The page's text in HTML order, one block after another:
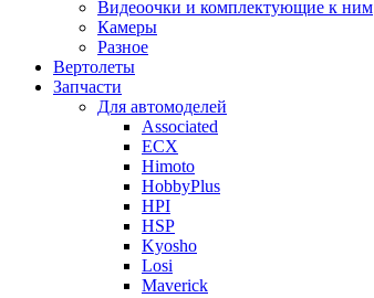
Видеоочки и комплектующие к ним
Камеры
Разное
Вертолеты
Запчасти
Для автомоделей
Associated
ECX
Himoto
HobbyPlus
HPI
HSP
Kyosho
Losi
Maverick